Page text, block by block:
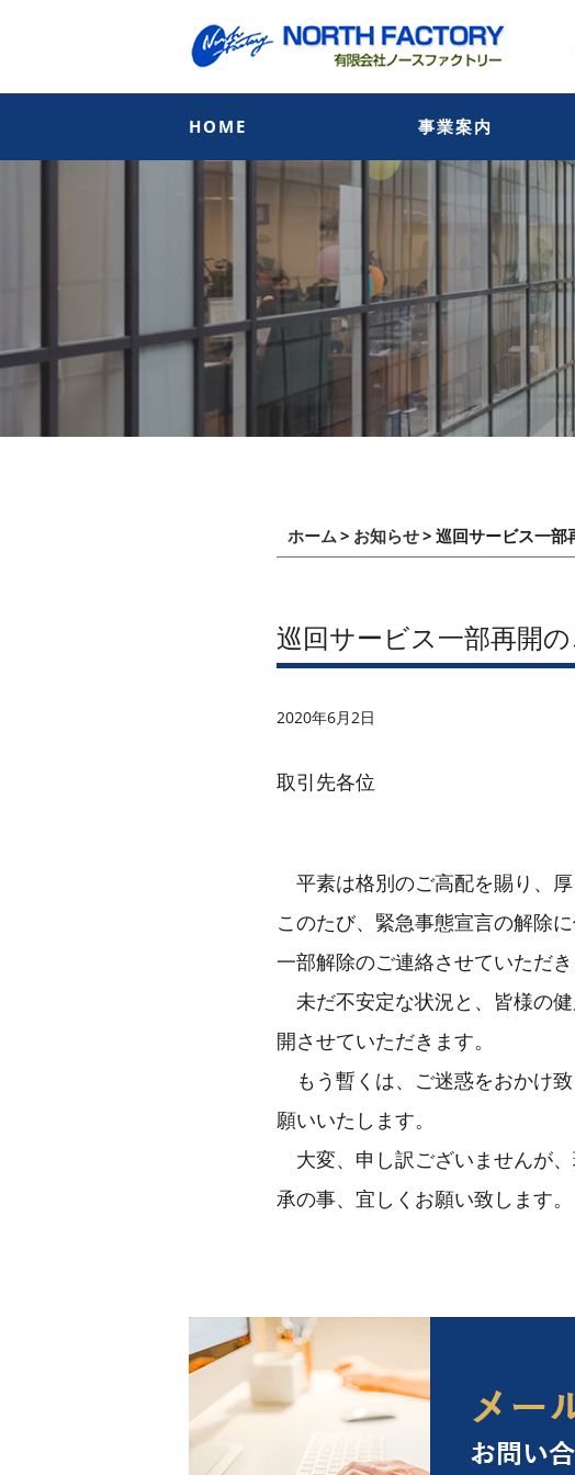
HOME 事業案内
ホーム お知らせ 巡回サービス一部
巡回サービス一部再開
2020年6月2日
取引先各位
平素は格別のご高配を賜り、厚
このたび、緊急事態宣言の解除
一部解除のご連絡させていただき
未だ不安定な状況と、皆様の
開させていただきます。
もう暫くは、ご迷惑をおかけ
願いいたします。
大変、申し訳ございませんが
承の事、宜しくお願い致します。